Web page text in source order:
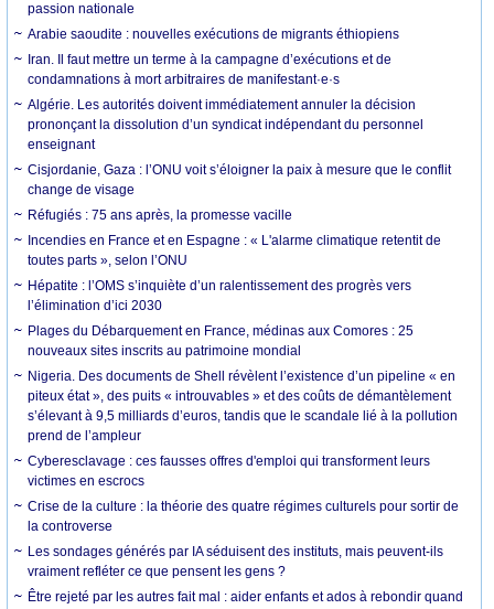
passion nationale
Arabie saoudite : nouvelles exécutions de migrants éthiopiens
Iran. Il faut mettre un terme à la campagne d’exécutions et de
condamnations à mort arbitraires de manifestant·e·s
Algérie. Les autorités doivent immédiatement annuler la décision
prononçant la dissolution d’un syndicat indépendant du personnel
enseignant
Cisjordanie, Gaza : l’ONU voit s’éloigner la paix à mesure que le conflit
change de visage
Réfugiés : 75 ans après, la promesse vacille
Incendies en France et en Espagne : « L'alarme climatique retentit de
toutes parts », selon l’ONU
Hépatite : l’OMS s’inquiète d’un ralentissement des progrès vers
l’élimination d’ici 2030
Plages du Débarquement en France, médinas aux Comores : 25
nouveaux sites inscrits au patrimoine mondial
Nigeria. Des documents de Shell révèlent l’existence d’un pipeline « en
piteux état », des puits « introuvables » et des coûts de démantèlement
s’élevant à 9,5 milliards d’euros, tandis que le scandale lié à la pollution
prend de l’ampleur
Cyberesclavage : ces fausses offres d'emploi qui transforment leurs
victimes en escrocs
Crise de la culture : la théorie des quatre régimes culturels pour sortir de
la controverse
Les sondages générés par IA séduisent des instituts, mais peuvent-ils
vraiment refléter ce que pensent les gens ?
Être rejeté par les autres fait mal : aider enfants et ados à rebondir quand